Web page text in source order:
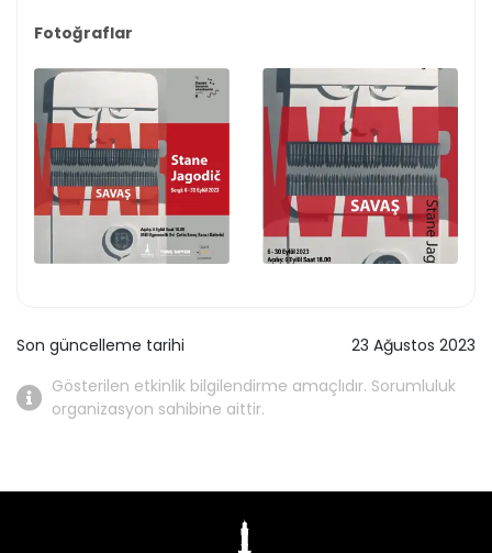
Fotoğraflar
Son güncelleme tarihi
23 Ağustos 2023
Gösterilen etkinlik bilgilendirme amaçlıdır. Sorumluluk
organizasyon sahibine aittir.